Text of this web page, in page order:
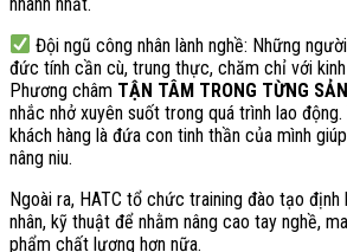
Đội ngũ công nhân lành nghề: Những
đức tính cần cù, trung thực, chăm chỉ với
Phương châm TẬN TÂM TRONG TỪNG
nhắc nhở xuyên suốt trong quá trình lao
khách hàng là đứa con tinh thần của mình
nâng niu.
Ngoài ra, HATC tổ chức training đào tạo
nhân, kỹ thuật để nhằm nâng cao tay nghề,
phẩm chất lượng hơn nữa.